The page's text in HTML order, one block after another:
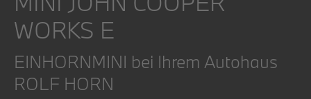
WORKS E
EINHORNMINI bei Ihrem Autohaus
ROLF HORN